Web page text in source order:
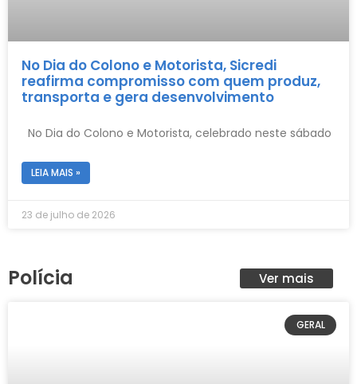
No Dia do Colono e Motorista, Sicredi
reafirma compromisso com quem produz,
transporta e gera desenvolvimento
No Dia do Colono e Motorista, celebrado neste sábado
LEIA MAIS »
23 de julho de 2026
Polícia Ver mais
GERAL